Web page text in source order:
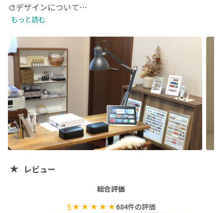
🎨デザインについて
・お持ち込みデザインも可能です。
で、ご予約前にイメージ写真をお送りください。
・お客様のお爪の状態や形、長さ等により、お選び頂いた
デザインと同じ仕上がりにならないこともございます。
・施術日から１週間以内のお直しは無料です。
※お客様ご自身の過失による（ぶつけた、挟んだ、折れた
等）お直しは期間内であっても有料でのお直しとなりま
す。
⚠️予約／キャンセルについて
・15分以上の無断での遅刻はキャンセル扱いとなります。
・遅れた場合にはデザインの変更をお願いする場合がござ
もっと読む
レビュー
総合評価
5 684件の評価